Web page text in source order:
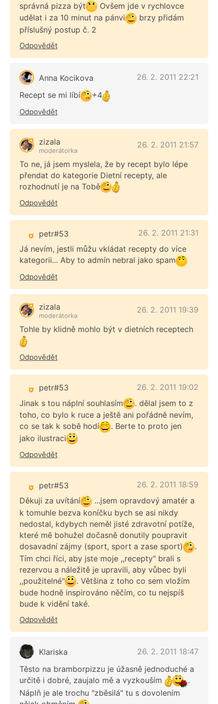
správná pizza být
Ovšem jde v rychlovce
udělat i za 10 minut na pánvi
brzy přidám
příslušný postup č. 2
Odpovědět
Anna Kocikova
26. 2. 2011 22:21
Recept se mi líbí
+4
Odpovědět
zizala
moderátorka
26. 2. 2011 21:57
To ne, já jsem myslela, že by recept bylo lépe
přendat do kategorie Dietní recepty, ale
rozhodnutí je na Tobě
Odpovědět
petr#53
26. 2. 2011 21:31
Já nevím, jestli můžu vkládat recepty do více
kategorii... Aby to admín nebral jako spam
Odpovědět
zizala
moderátorka
26. 2. 2011 19:39
Tohle by klidně mohlo být v dietních receptech
Odpovědět
petr#53
26. 2. 2011 19:02
Jinak s tou náplní souhlasím
. dělal jsem to z
toho, co bylo k ruce a ještě ani pořádně nevím,
co se tak k sobě hodí
. Berte to proto jen
jako ilustraci
Odpovědět
petr#53
26. 2. 2011 18:59
Děkuji za uvítání
...jsem opravdový amatér a
k tomuhle bezva koníčku bych se asi nikdy
nedostal, kdybych neměl jisté zdravotní potíže,
které mě bohužel dočasně donutily poupravit
dosavadní zájmy (sport, sport a zase sport)
.
Tím chci říci, aby jste moje ,,recepty" brali s
rezervou a náležitě je upravili, aby vůbec byli
,,použitelné"
. Většina z toho co sem vložím
bude hodně inspirováno něčím, co tu nejspíš
bude k vidění také.
Odpovědět
Klariska
26. 2. 2011 18:47
Těsto na bramborpizzu je úžasně jednoduché a
určitě i dobré, zaujalo mě a vyzkouším
.
Náplň je ale trochu "zběsilá" tu s dovolením